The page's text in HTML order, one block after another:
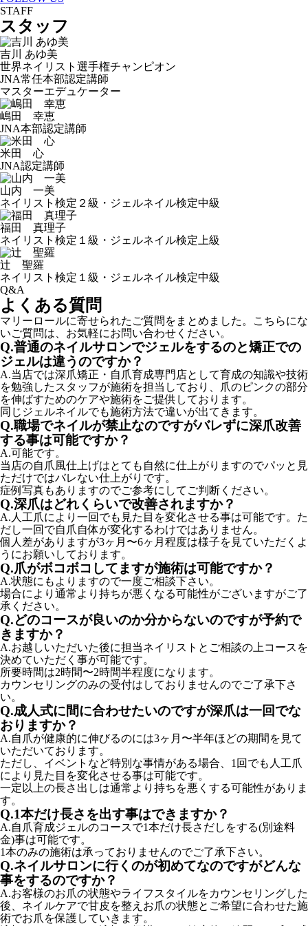
STAFF
スタッフ
吉川 あゆ美
世界ネイリスト選手権チャンピオン
JNA常任本部認定講師
マスターエデュケーター
嶋田 幸恵
JNA本部認定講師
米田 心
JNA認定講師
山内 一美
ネイリスト検定２級・ジェルネイル検定中級
福田 真理子
ネイリスト検定１級・ジェルネイル検定上級
辻 聖羅
ネイリスト検定１級・ジェルネイル検定中級
Q&A
よくある質問
マリーロールに寄せられたご質問をまとめました。こちらにな
いご質問は、お気軽にお問い合わせください。
Q.普通のネイルサロンでジェルをするのと矯正での
ジェルは違うのですか？
A.当店では深爪矯正・自爪育成専門店として育成の知識や技術
を勉強したスタッフが施術を担当しており、爪のピンクの部分
を伸ばすためのケアや施術をご提供しております。
同じジェルネイルでも施術方法で違いが出てきます。
Q.職場でネイルが禁止なのですがバレずに深爪改善
する事は可能ですか？
A.可能です。
当店の自爪風仕上げはとても自然に仕上がりますのでパッと見
ただけではバレない仕上がりです。
症例写真もありますのでご参考にしてご判断ください。
Q.深爪はどれくらいで改善されますか？
A. 人工爪により一回でも見た目を変化させる事は可能です。た
だし一回で自爪自体が変化するわけではありません。
個人差がありますが3ヶ月〜6ヶ月程度は様子を見ていただくよ
うにお願いしております。
Q.爪がボコボコしてますが施術は可能ですか？
A.状態にもよりますので一度ご相談下さい。
場合により通常より持ちが悪くなる可能性がございますがご了
承ください。
Q.どのコースが良いのか分からないのですが予約で
きますか？
A.お越しいただいた後に担当ネイリストとご相談の上コースを
決めていただく事が可能です。
所要時間は2時間〜2時間半程度になります。
カウンセリングのみの受付はしておりませんのでご了承下さ
い。
Q.成人式に間に合わせたいのですが深爪は一回でな
おりますか？
A.自爪が健康的に伸びるのには3ヶ月〜半年ほどの期間を見て
いただいております。
ただし、イベントなど特別な事情がある場合、1回でも人工爪
により見た目を変化させる事は可能です。
一定以上の長さ出しは通常より持ちを悪くする可能性がありま
す。
Q.1本だけ長さを出す事はできますか？
A.自爪育成ジェルのコースで1本だけ長さだしをする(別途料
金)事は可能です。
1本のみの施術は承っておりませんのでご了承下さい。
Q.ネイルサロンに行くのが初めてなのですがどんな
事をするのですか？
A.お客様のお爪の状態やライフスタイルをカウンセリングした
後、ネイルケアで甘皮を整えお爪の状態とご希望に合わせた施
術でお爪を保護していきます。